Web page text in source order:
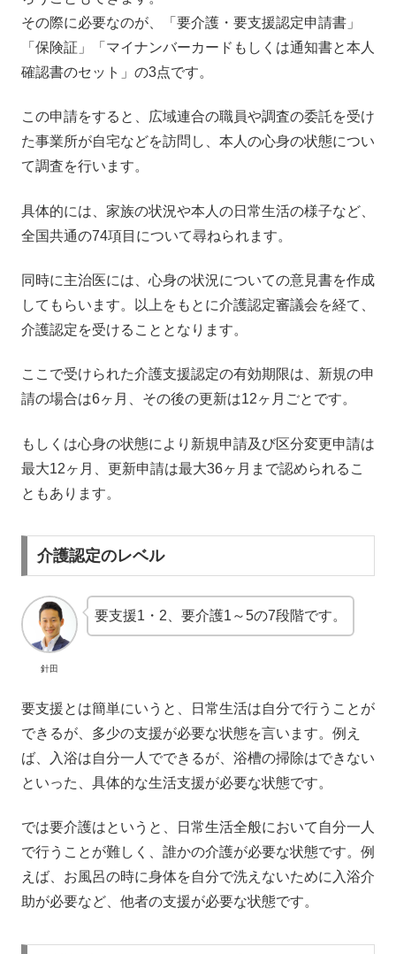
その際に必要なのが、「要介護・要支援認定申請書」
「保険証」「マイナンバーカードもしくは通知書と本人
確認書のセット」の3点です。
この申請をすると、広域連合の職員や調査の委託を受け
た事業所が自宅などを訪問し、本人の心身の状態につい
て調査を行います。
具体的には、家族の状況や本人の日常生活の様子など、
全国共通の74項目について尋ねられます。
同時に主治医には、心身の状況についての意見書を作成
してもらいます。以上をもとに介護認定審議会を経て、
介護認定を受けることとなります。
ここで受けられた介護支援認定の有効期限は、新規の申
請の場合は6ヶ月、その後の更新は12ヶ月ごとです。
もしくは心身の状態により新規申請及び区分変更申請は
最大12ヶ月、更新申請は最大36ヶ月まで認められるこ
ともあります。
介護認定のレベル
針田
要支援1・2、要介護1～5の7段階です。
要支援とは簡単にいうと、日常生活は自分で行うことが
できるが、多少の支援が必要な状態を言います。例え
ば、入浴は自分一人でできるが、浴槽の掃除はできない
といった、具体的な生活支援が必要な状態です。
では要介護はというと、日常生活全般において自分一人
で行うことが難しく、誰かの介護が必要な状態です。例
えば、お風呂の時に身体を自分で洗えないために入浴介
助が必要など、他者の支援が必要な状態です。